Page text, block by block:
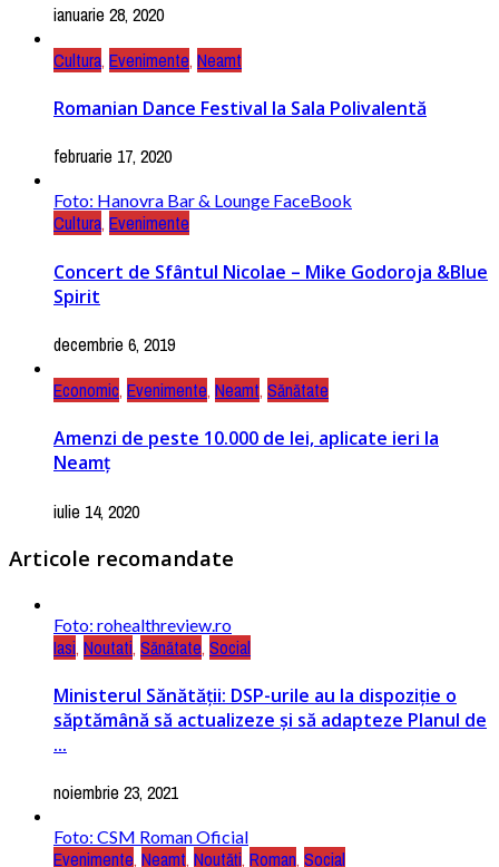
ianuarie 28, 2020
Cultura, Evenimente, Neamt
Romanian Dance Festival la Sala Polivalentă
februarie 17, 2020
Foto: Hanovra Bar & Lounge FaceBook
Cultura, Evenimente
Concert de Sfântul Nicolae – Mike Godoroja &Blue
Spirit
decembrie 6, 2019
Economic, Evenimente, Neamt, Sănătate
Amenzi de peste 10.000 de lei, aplicate ieri la
Neamț
iulie 14, 2020
Articole recomandate
Foto: rohealthreview.ro
Iasi, Noutati, Sănătate, Social
Ministerul Sănătății: DSP-urile au la dispoziție o
săptămână să actualizeze și să adapteze Planul de
...
noiembrie 23, 2021
Foto: CSM Roman Oficial
Evenimente, Neamt, Noutăți, Roman, Social